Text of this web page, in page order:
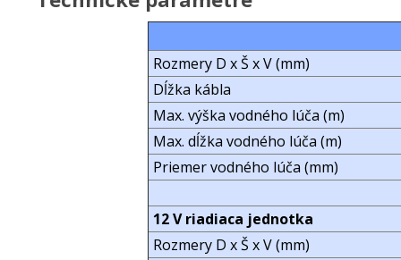
Rozmery D x Š x V (mm)
Dĺžka kábla
Max. výška vodného lúča (m)
Max. dĺžka vodného lúča (m)
Priemer vodného lúča (mm)
12 V riadiaca jednotka
Rozmery D x Š x V (mm)